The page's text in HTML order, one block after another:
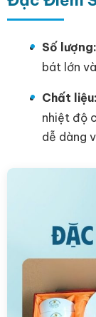
Số lượng:
bát lớn
Chất liệu:
nhiệt độ
dễ dàng